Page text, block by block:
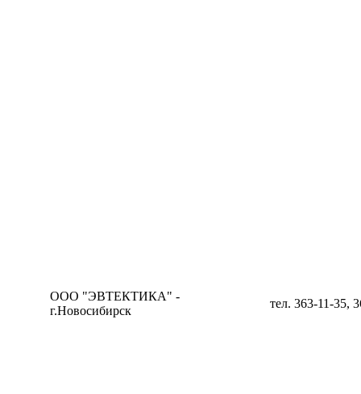
ООО "ЭВТЕКТИКА" -
г.Новосибирск
тел. 363-11-35,